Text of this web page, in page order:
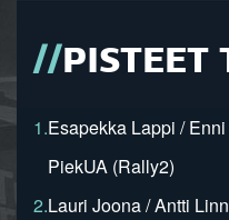
PISTEET
1.Esapekka Lappi /
PiekUA (Rally2)
2.Lauri Joona / Antti